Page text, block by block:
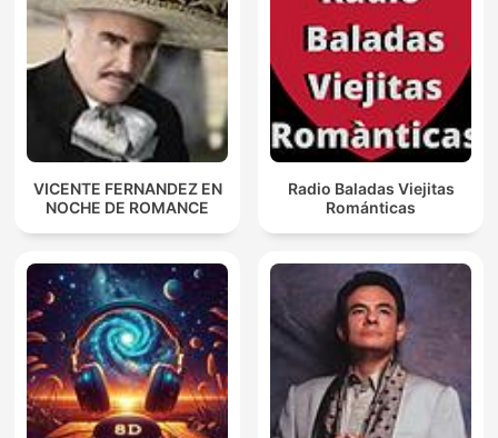
VICENTE FERNANDEZ EN
NOCHE DE ROMANCE
Radio Baladas Viejitas
Románticas